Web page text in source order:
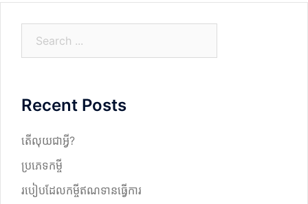
c
Recent Posts
តើលុយជាអ្វី?
ប្រភេទកម្ចី
របៀបដែលកម្ចីឥណទានធ្វើការ